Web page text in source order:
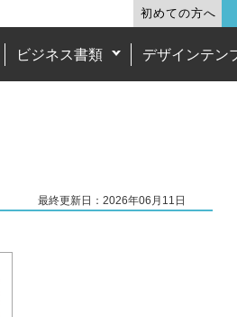
初めての方へ
ビジネス書類 デザインテン
最終更新日：2026年06月11日